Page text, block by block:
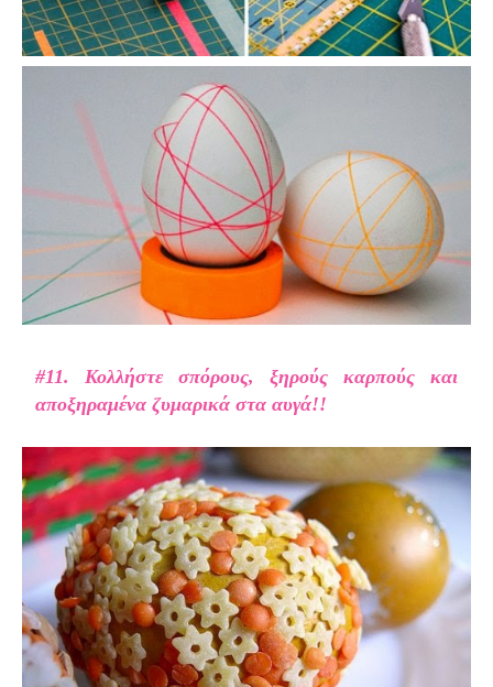
#11. Κολλήστε σπόρους, ξηρούς καρπούς και
αποξηραμένα ζυμαρικά στα αυγά!!